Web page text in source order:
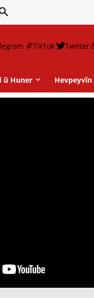
TikTok Twitter
û Huner Hevpeyvîn